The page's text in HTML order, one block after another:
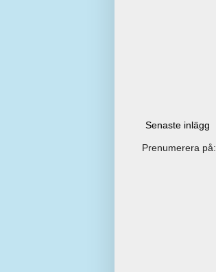
Senaste inlägg
Prenumerera på: